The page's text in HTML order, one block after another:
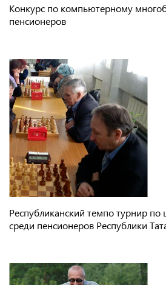
Конкурс по компьютерному
пенсионеров
Республиканский темпо турнир
среди пенсионеров Республики